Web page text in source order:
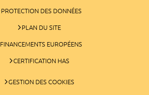
PROTECTION DES DONNÉES
PLAN DU SITE
FINANCEMENTS EUROPÉENS
CERTIFICATION HAS
GESTION DES COOKIES